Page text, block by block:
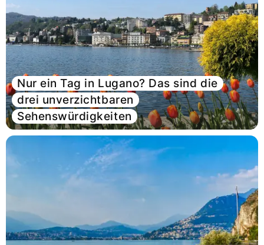
Nur ein Tag in Lugano? Das sind die
drei unverzichtbaren
Sehenswürdigkeiten
Artikel lesen